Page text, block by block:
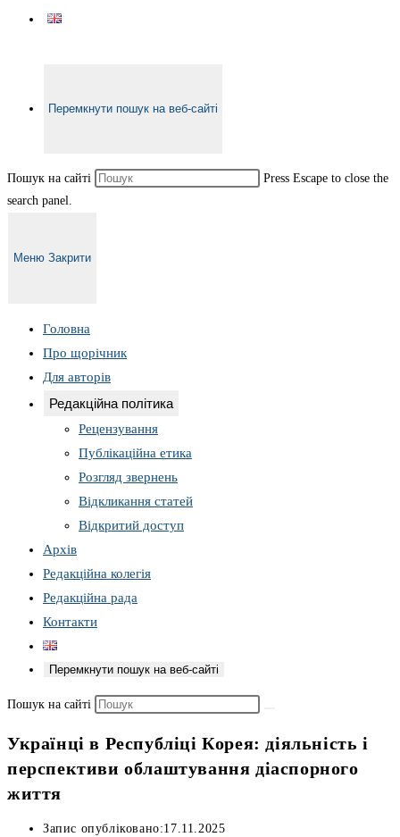
Перемкнути пошук на веб-сайті
Пошук на сайті
Press Escape to close the
search panel.
Меню Закрити
Головна
Про щорічник
Для авторів
Редакційна політика
Рецензування
Публікаційна етика
Розгляд звернень
Відкликання статей
Відкритий доступ
Архів
Редакційна колегія
Редакційна рада
Контакти
Перемкнути пошук на веб-сайті
Пошук на сайті
Українці в Республіці Корея: діяльність і
перспективи облаштування діаспорного
життя
Запис опубліковано:17.11.2025